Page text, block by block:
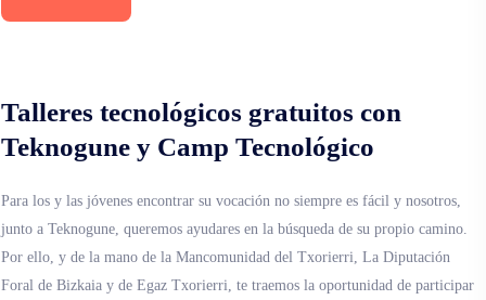
Talleres tecnológicos gratuitos con
Teknogune y Camp Tecnológico
Para los y las jóvenes encontrar su vocación no siempre es fácil y nosotros,
junto a Teknogune, queremos ayudares en la búsqueda de su propio camino.
Por ello, y de la mano de la Mancomunidad del Txorierri, La Diputación
Foral de Bizkaia y de Egaz Txorierri, te traemos la oportunidad de participar